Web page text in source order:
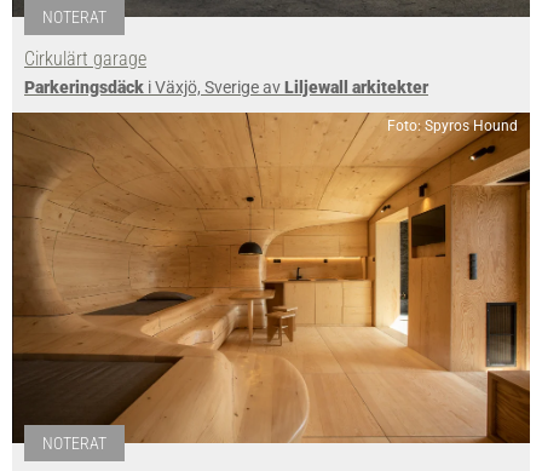
NOTERAT
Cirkulärt garage
Parkeringsdäck i Växjö, Sverige avLiljewall arkitekter
Foto: Spyros Hound
NOTERAT